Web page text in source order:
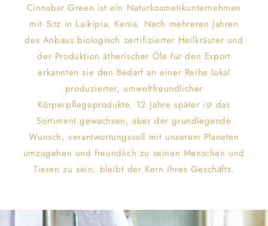
Cinnabar Green ist ein Naturkosmetikunternehmen
mit Sitz in Laikipia, Kenia. Nach mehreren Jahren
des Anbaus biologisch zertifizierter Heilkräuter und
der Produktion ätherischer Öle für den Export
erkannten sie den Bedarf an einer Reihe lokal
produzierter, umweltfreundlicher
Körperpflegeprodukte. 12 Jahre später ist das
Sortiment gewachsen, aber der grundlegende
Wunsch, verantwortungsvoll mit unserem Planeten
umzugehen und freundlich zu seinen Menschen und
Tieren zu sein, bleibt der Kern Ihres Geschäfts.